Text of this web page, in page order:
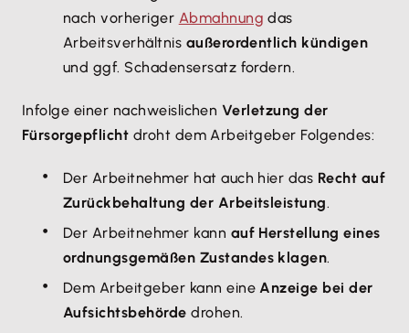
nach vorheriger Abmahnung das
Arbeitsverhältnis außerordentlich kündigen
und ggf. Schadensersatz fordern.
Infolge einer nachweislichen Verletzung der
Fürsorgepflicht droht dem Arbeitgeber Folgendes:
Der Arbeitnehmer hat auch hier das Recht auf
Zurückbehaltung der Arbeitsleistung.
Der Arbeitnehmer kann auf Herstellung eines
ordnungsgemäßen Zustandes klagen.
Dem Arbeitgeber kann eineAnzeige bei der
Aufsichtsbehörde drohen.